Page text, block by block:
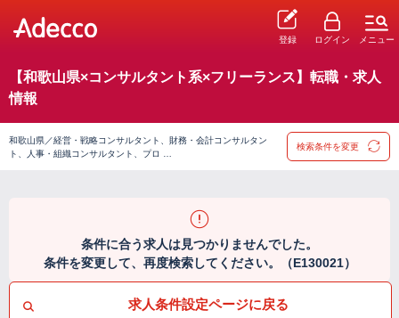
登録 ログイン メニュー
【和歌山県×コンサルタント系×フリーランス】転職・求人
情報
和歌山県／経営・戦略コンサルタント、財務・会計コンサルタン
ト、人事・組織コンサルタント、プロ …
検索条件を変更
条件に合う求人は見つかりませんでした。
条件を変更して、再度検索してください。（E130021）
求人条件設定ページに戻る